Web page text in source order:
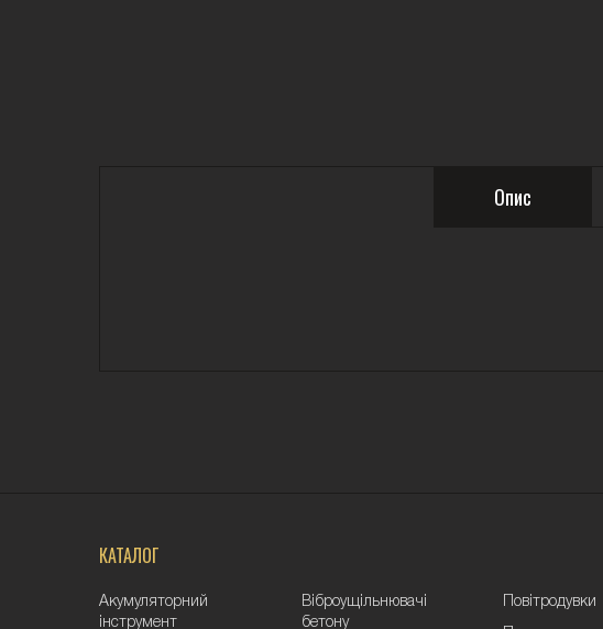
Опис
КАТАЛОГ
Акумуляторний
інструмент
Віброущільнювачі
бетону
Повітродувки